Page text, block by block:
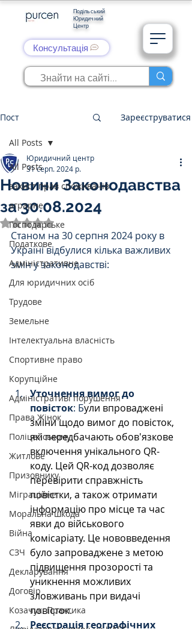
Подільський
Юридичний
Центр
Консультація
Пост Зареєструватися
All Posts
захист прав споживачів
аграрне
Господарське
Податкове
Адміністративне
Для юридичних осіб
Трудове
Земельне
Інтелектуальна власність
Спортивне право
Корупційне
Адміністративі порушення
Права Жінок
Поліцейському
Житлове
Призовнику
Міграційне
Моральна шкода
Війна
СЗЧ
Декларування
Договір
Козачук. Практика
All Posts
Новини Законодавства
за 30.08.2024
Юридичний центр
31 серп. 2024 р.
Оцінка: NaN з 5 зірок.
Станом на 30 серпня 2024 року в
Україні відбулися кілька важливих
змін у законодавстві:
Уточнення вимог до
повісток: Були впроваджені
зміни щодо вимог до повісток,
які передбачають обов'язкове
включення унікального QR-
коду. Цей QR-код дозволяє
перевірити справжність
повістки, а також отримати
інформацію про місце та час
явки до військового
комісаріату. Це нововведення
було запроваджене з метою
підвищення прозорості та
уникнення можливих
зловживань при видачі
повісток.
Реєстрація географічних